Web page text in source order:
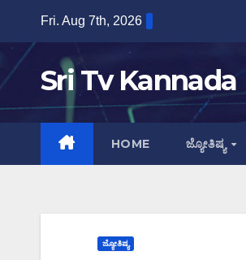
content
Fri. Aug 7th, 2026
Sri Tv Kannada
HOME ಜ್ಯೋತಿಷ್ಯ
ಜ್ಯೋತಿಷ್ಯ